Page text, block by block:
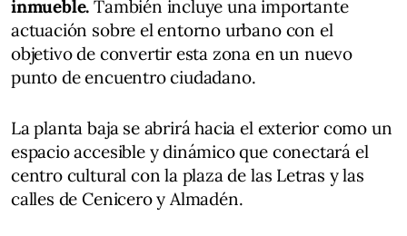
inmueble. También incluye una importante
actuación sobre el entorno urbano con el
objetivo de convertir esta zona en un nuevo
punto de encuentro ciudadano.
La planta baja se abrirá hacia el exterior como un
espacio accesible y dinámico que conectará el
centro cultural con la plaza de las Letras y las
calles de Cenicero y Almadén.